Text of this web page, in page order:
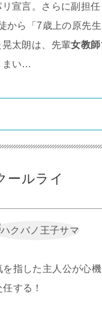
宣言。さらに副担
から「7歳上の原先
太朗は、先輩女教
まい…
ールライ
指した主人公が心
する！